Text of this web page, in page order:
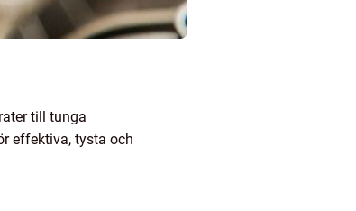
till tunga
effektiva, tysta och